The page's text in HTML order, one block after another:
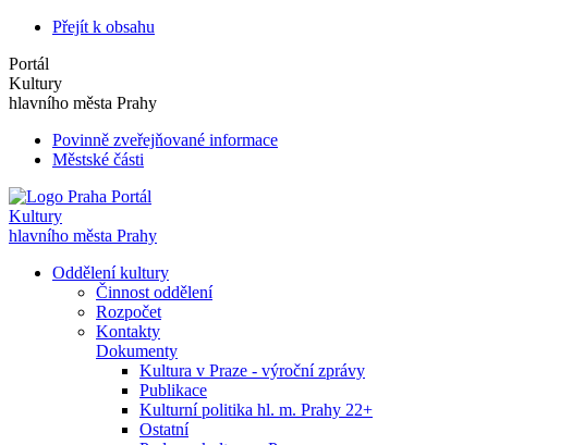
Přejít k obsahu
Portál
Kultury
hlavního města Prahy
Povinně zveřejňované informace
Městské části
Portál
Kultury
hlavního města Prahy
Oddělení kultury
Činnost oddělení
Rozpočet
Kontakty
Dokumenty
Kultura v Praze - výroční zprávy
Publikace
Kulturní politika hl. m. Prahy 22+
Ostatní